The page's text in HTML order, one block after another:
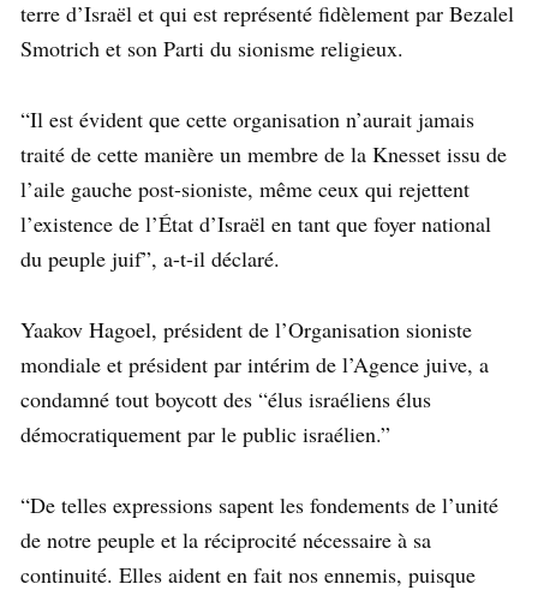
terre d’Israël et qui est représenté fidèlement par Bezalel
Smotrich et son Parti du sionisme religieux.
“Il est évident que cette organisation n’aurait jamais
traité de cette manière un membre de la Knesset issu de
l’aile gauche post-sioniste, même ceux qui rejettent
l’existence de l’État d’Israël en tant que foyer national
du peuple juif”, a-t-il déclaré.
Yaakov Hagoel, président de l’Organisation sioniste
mondiale et président par intérim de l’Agence juive, a
condamné tout boycott des “élus israéliens élus
démocratiquement par le public israélien.”
“De telles expressions sapent les fondements de l’unité
de notre peuple et la réciprocité nécessaire à sa
continuité. Elles aident en fait nos ennemis, puisque